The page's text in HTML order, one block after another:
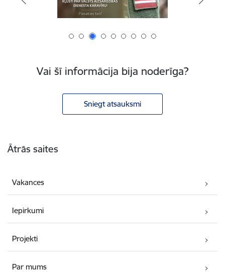
Vai šī informācija bija noderīga?
Sniegt atsauksmi
Ātrās saites
Vakances
Iepirkumi
Projekti
Par mums